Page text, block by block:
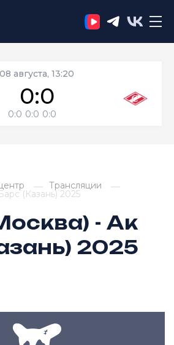
08 августа, 13:20
0:0
0:0 0:0 0:0
Трансляции
(Казань) 2025
- Ак
2025